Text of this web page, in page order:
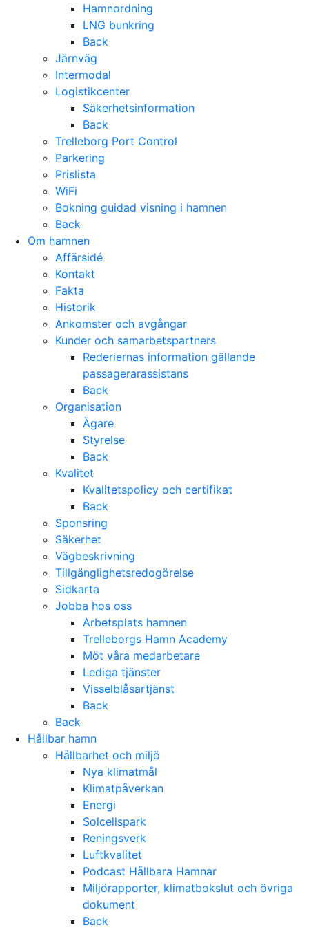
Hamnordning
LNG bunkring
Back
Järnväg
Intermodal
Logistikcenter
Säkerhetsinformation
Back
Trelleborg Port Control
Parkering
Prislista
WiFi
Bokning guidad visning i hamnen
Back
Om hamnen
Affärsidé
Kontakt
Fakta
Historik
Ankomster och avgångar
Kunder och samarbetspartners
Rederiernas information gällande
passagerarassistans
Back
Organisation
Ägare
Styrelse
Back
Kvalitet
Kvalitetspolicy och certifikat
Back
Sponsring
Säkerhet
Vägbeskrivning
Tillgänglighetsredogörelse
Sidkarta
Jobba hos oss
Arbetsplats hamnen
Trelleborgs Hamn Academy
Möt våra medarbetare
Lediga tjänster
Visselblåsartjänst
Back
Back
Hållbar hamn
Hållbarhet och miljö
Nya klimatmål
Klimatpåverkan
Energi
Solcellspark
Reningsverk
Luftkvalitet
Podcast Hållbara Hamnar
Miljörapporter, klimatbokslut och övriga
dokument
Back